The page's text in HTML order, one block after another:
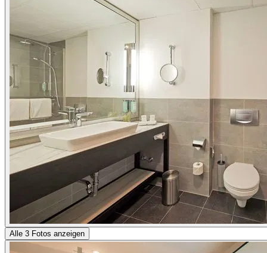
Alle 3 Fotos anzeigen